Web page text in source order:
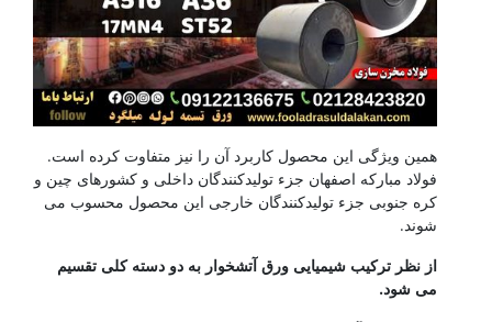
همین ویژگی این محصول کاربرد آن را نیز متفاوت کرده است.
فولاد مبارکه اصفهان جزء تولیدکنندگان داخلی و کشورهای چین و
کره جنوبی جزء تولیدکنندگان خارجی این محصول محسوب می
شوند.
از نظر ترکیب شیمیایی ورق آتشخوار به دو دسته کلی تقسیم
می شود.